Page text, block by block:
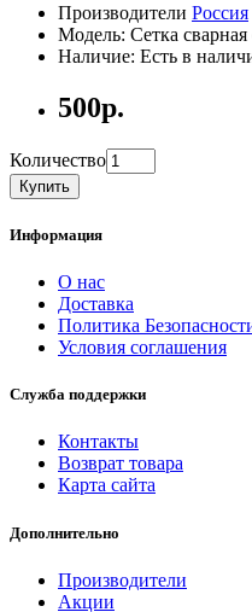
Производители Россия
Модель: Сетка
Наличие: Есть в
500р.
Количество
Купить
Информация
О нас
Доставка
Политика
Условия соглашения
Служба поддержки
Контакты
Возврат товара
Карта сайта
Дополнительно
Производители
Акции